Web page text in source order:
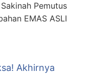
Pemutus
EMAS ASLI
Akhirnya